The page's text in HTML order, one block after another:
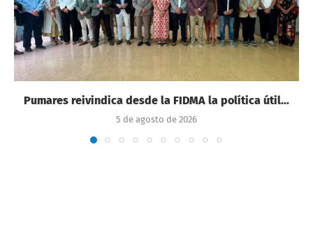
Pumares reivindica desde la FIDMA la política útil...
5 de agosto de 2026